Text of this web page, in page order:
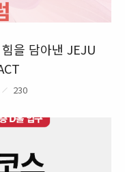
을 담아낸 JEJU
230